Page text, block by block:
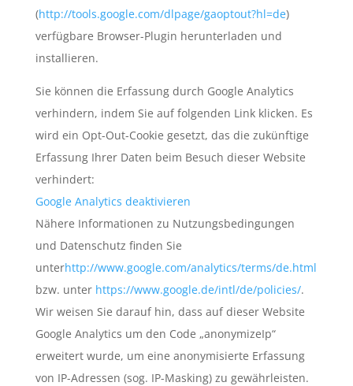
(http://tools.google.com/dlpage/gaoptout?hl=de)
verfügbare Browser-Plugin herunterladen und
installieren.
Sie können die Erfassung durch Google Analytics
verhindern, indem Sie auf folgenden Link klicken. Es
wird ein Opt-Out-Cookie gesetzt, das die zukünftige
Erfassung Ihrer Daten beim Besuch dieser Website
verhindert:
Google Analytics deaktivieren
Nähere Informationen zu Nutzungsbedingungen
und Datenschutz finden Sie
unterhttp://www.google.com/analytics/terms/de.html
bzw. unter https://www.google.de/intl/de/policies/.
Wir weisen Sie darauf hin, dass auf dieser Website
Google Analytics um den Code „anonymizeIp“
erweitert wurde, um eine anonymisierte Erfassung
von IP-Adressen (sog. IP-Masking) zu gewährleisten.